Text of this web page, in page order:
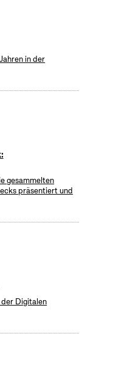
in der
gesammelten
präsentiert und
der Digitalen